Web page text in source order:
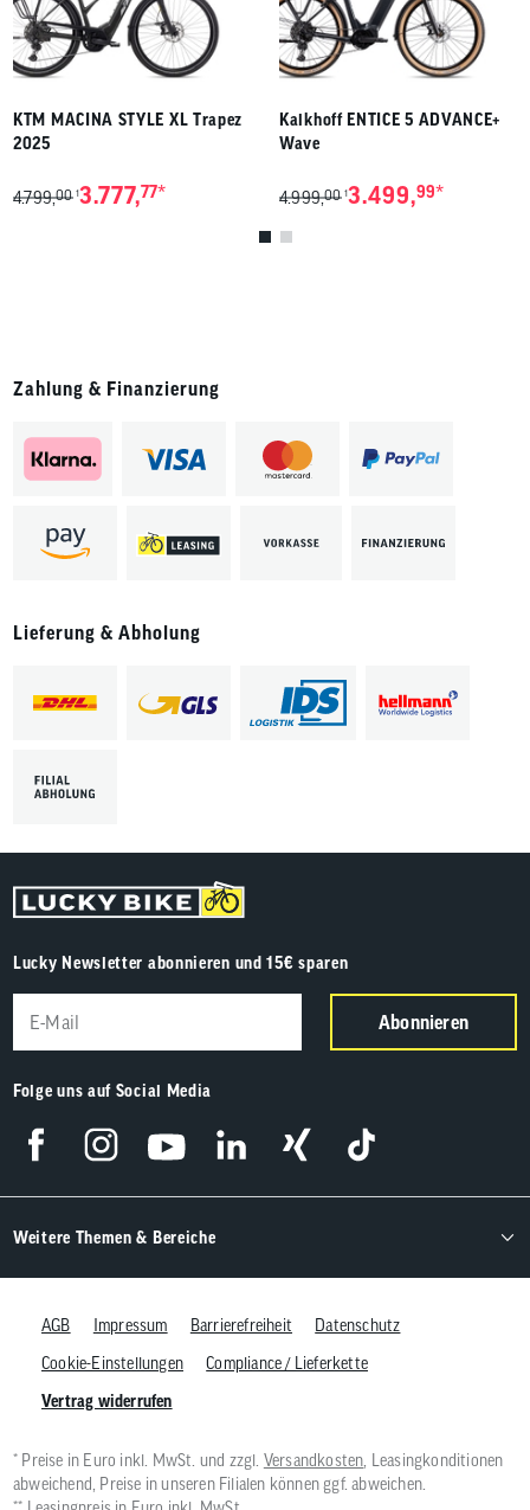
KTM MACINA STYLE XL Trapez
2025
4.799,00 13.777,77*
Kalkhoff ENTICE 5 ADVANCE+
Wave
4.999,00 13.499,99*
Zahlung & Finanzierung
Lieferung & Abholung
Lucky Newsletter abonnieren und 15€ sparen
Abonnieren
Folge uns auf Social Media
Weitere Themen & Bereiche
AGB Impressum Barrierefreiheit
Datenschutz
Cookie-Einstellungen
Compliance / Lieferkette
Vertrag widerrufen
* Preise in Euro inkl. MwSt. und zzgl. Versandkosten , Leasingkonditionen
abweichend, Preise in unseren Filialen können ggf. abweichen.